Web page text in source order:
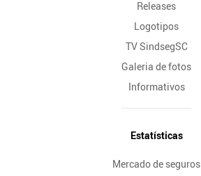
Releases
Logotipos
TV SindsegSC
Galeria de fotos
Informativos
Estatísticas
Mercado de seguros